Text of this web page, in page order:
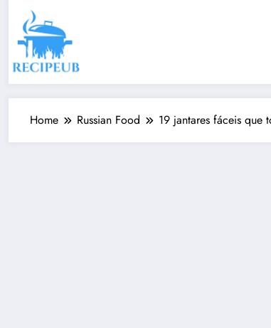
content
Home Russian Food 19 jantares fáceis que